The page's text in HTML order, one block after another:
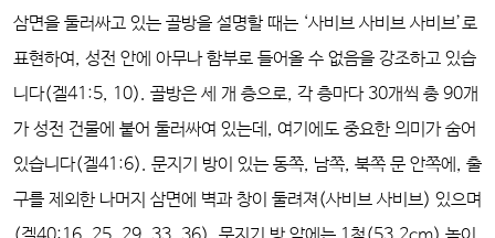
삼면을 둘러싸고 있는 골방을 설명할 때는 ‘사비브 사비브 사비브’로
표현하여, 성전 안에 아무나 함부로 들어올 수 없음을 강조하고 있습
니다(겔41:5, 10). 골방은 세 개 층으로, 각 층마다 30개씩 총 90개
가 성전 건물에 붙어 둘러싸여 있는데, 여기에도 중요한 의미가 숨어
있습니다(겔41:6). 문지기 방이 있는 동쪽, 남쪽, 북쪽 문 안쪽에, 출
구를 제외한 나머지 삼면에 벽과 창이 둘려져(사비브 사비브) 있으며